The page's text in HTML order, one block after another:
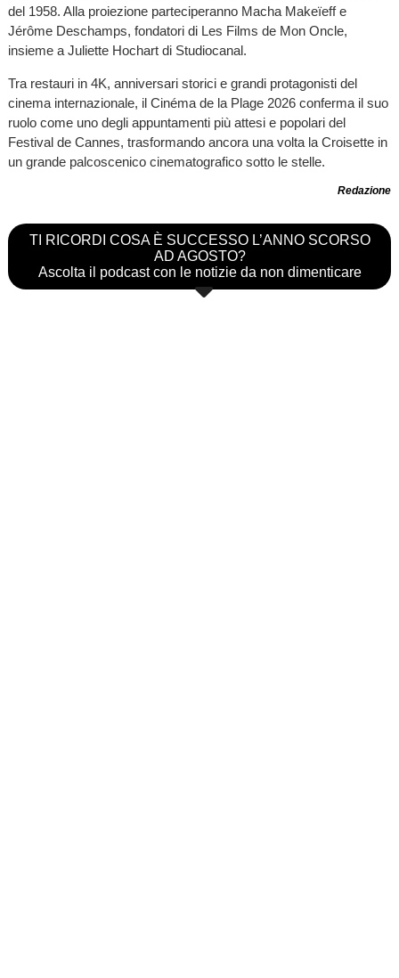
del 1958. Alla proiezione parteciperanno Macha Makeïeff e
Jérôme Deschamps, fondatori di Les Films de Mon Oncle,
insieme a Juliette Hochart di Studiocanal.
Tra restauri in 4K, anniversari storici e grandi protagonisti del
cinema internazionale, il Cinéma de la Plage 2026 conferma il suo
ruolo come uno degli appuntamenti più attesi e popolari del
Festival de Cannes, trasformando ancora una volta la Croisette in
un grande palcoscenico cinematografico sotto le stelle.
Redazione
TI RICORDI COSA È SUCCESSO L’ANNO SCORSO
AD AGOSTO?
Ascolta il podcast con le notizie da non dimenticare